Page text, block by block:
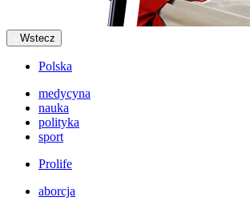
Wstecz
Polska
medycyna
nauka
polityka
sport
Prolife
aborcja